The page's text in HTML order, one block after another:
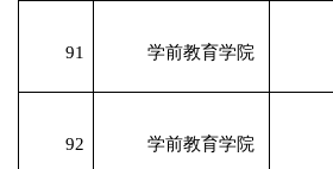
91 学前教育学院
92 学前教育学院